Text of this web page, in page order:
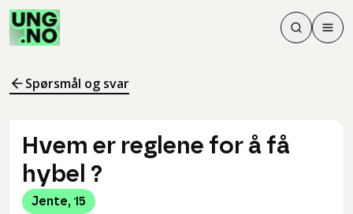
Søk
Søk
Meny
Spørsmål og svar
Hvem er reglene for å få
hybel ?
Jente, 15